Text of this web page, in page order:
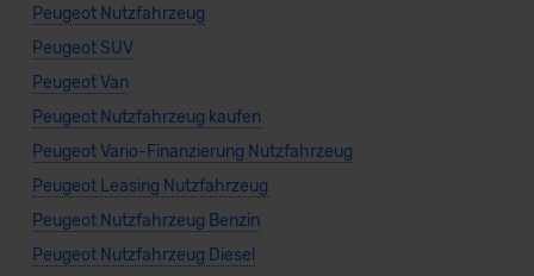
Peugeot Nutzfahrzeug
Peugeot SUV
Peugeot Van
Peugeot Nutzfahrzeug kaufen
Peugeot Vario-Finanzierung Nutzfahrzeug
Peugeot Leasing Nutzfahrzeug
Peugeot Nutzfahrzeug Benzin
Peugeot Nutzfahrzeug Diesel